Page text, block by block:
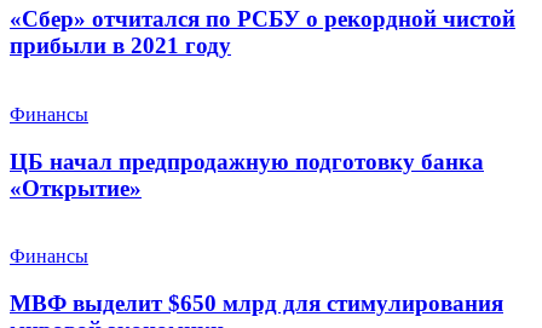
«Сбер» отчитался по РСБУ о рекордной чистой
прибыли в 2021 году
Финансы
ЦБ начал предпродажную подготовку банка
«Открытие»
Финансы
МВФ выделит $650 млрд для стимулирования